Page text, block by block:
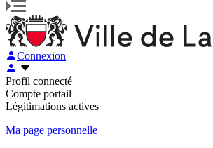
Connexion
Profil connecté
Compte portail
Légitimations actives
Ma page personnelle